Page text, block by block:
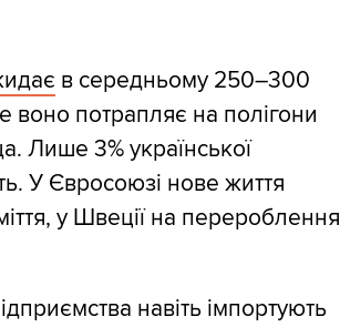
в середньому 250–300
воно потрапляє на полігони
Лише 3% української
У Євросоюзі нове життя
у Швеції на перероблення
навіть імпортують